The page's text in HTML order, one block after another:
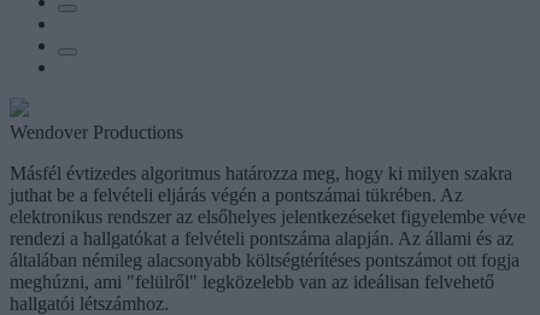
Wendover Productions
Másfél évtizedes algoritmus határozza meg, hogy ki milyen szakra
juthat be a felvételi eljárás végén a pontszámai tükrében. Az
elektronikus rendszer az elsőhelyes jelentkezéseket figyelembe véve
rendezi a hallgatókat a felvételi pontszáma alapján. Az állami és az
általában némileg alacsonyabb költségtérítéses pontszámot ott fogja
meghúzni, ami "felülről" legközelebb van az ideálisan felvehető
hallgatói létszámhoz.